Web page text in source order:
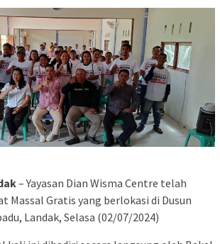
– Yayasan Dian Wisma Centre telah
Massal Gratis yang berlokasi di Dusun
Landak, Selasa (02/07/2024)